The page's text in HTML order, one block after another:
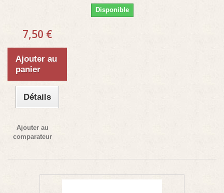
Disponible
7,50 €
Ajouter au
panier
Détails
Ajouter au
comparateur